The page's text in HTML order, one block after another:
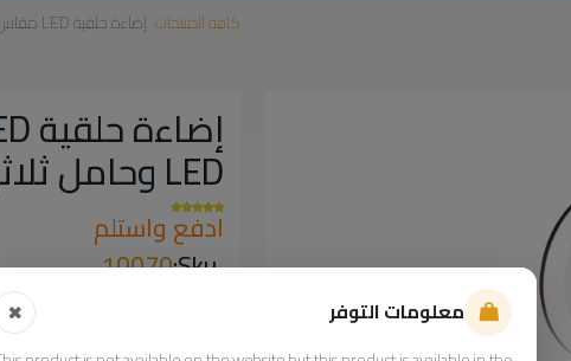
كافة المنتجات إضاءة حلقية LED مقاس 22 بوصة مع 480 حبة LED وحامل ثلاثي من جرين ليون | GNRNGLIT22 |
LED وحامل ثلاثي من جرين ليون | GNRNGLIT22 |
ادفع واستلم
Sku:
10070
معلومات التوفر